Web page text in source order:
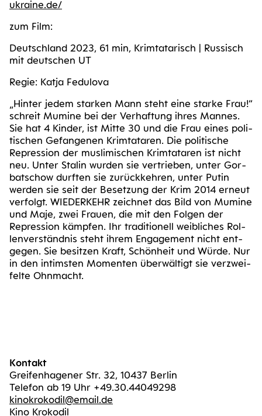
ukrai​ne​.de/
zum Film:
Deutsch­land 2023, 61 min, Krim­ta­ta­risch | Rus­sisch
mit deut­schen UT
Regie: Kat­ja Fedulova
„Hin­ter jedem star­ken Mann steht eine star­ke Frau!“
schreit Mumi­ne bei der Ver­haf­tung ihres Man­nes.
Sie hat 4 Kin­der, ist Mit­te 30 und die Frau eines poli­
ti­schen Gefan­ge­nen Krim­ta­ta­ren. Die poli­ti­sche
Repres­si­on der mus­li­mi­schen Krim­ta­ta­ren ist nicht
neu. Unter Sta­lin wur­den sie ver­trie­ben, unter Gor­
bat­schow durf­ten sie zurück­keh­ren, unter Putin
wer­den sie seit der Beset­zung der Krim 2014 erneut
ver­folgt. WIE­DER­KEHR zeich­net das Bild von Mumi­ne
und Maje, zwei Frau­en, die mit den Fol­gen der
Repres­si­on kämp­fen. Ihr tra­di­tio­nell weib­li­ches Rol­
len­ver­ständ­nis steht ihrem Enga­ge­ment nicht ent­
ge­gen. Sie besit­zen Kraft, Schön­heit und Wür­de. Nur
in den intims­ten Momen­ten über­wäl­tigt sie ver­zwei­
fel­te Ohnmacht.
Kontakt
Greifenhagener Str. 32, 10437 Berlin
Telefon ab 19 Uhr +49.30.44049298
kinokrokodil@email.de
Kino Krokodil